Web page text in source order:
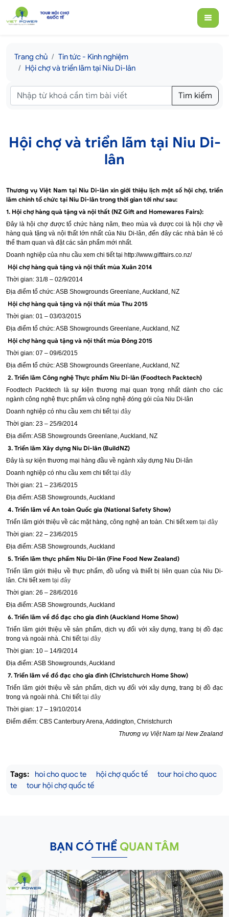
Trang chủ
Tin tức - Kinh nghiệm
Hội chợ và triển lãm tại Niu Di-lân
Tìm kiếm
Hội chợ và triển lãm tại Niu Di-
lân
Thương vụ Việt Nam tại Niu Di-lân xin giới thiệu lịch một số hội chợ, triển
lãm chính tổ chức tại Niu Di-lân trong thời gian tới như sau:
1. Hội chợ hàng quà tặng và nội thất (NZ Gift and Homewares Fairs):
Đây là hội chợ được tổ chức hàng năm, theo mùa và được coi là hội chợ về
hàng quà tặng và nội thất lớn nhất của Niu Di-lân, đến đây các nhà bản lẻ có
thể tham quan và đặt các sản phẩm mới nhất.
Doanh nghiệp của nhu cầu xem chi tiết tại http://www.giftfairs.co.nz/
Hội chợ hàng quà tặng và nội thất mùa Xuân 2014
Thời gian: 31/8 – 02/9/2014
Địa điểm tổ chức: ASB Showgrounds Greenlane, Auckland, NZ
Hội chợ hàng quà tặng và nội thất mùa Thu 2015
Thời gian: 01 – 03/03/2015
Địa điểm tổ chức: ASB Showgrounds Greenlane, Auckland, NZ
Hội chợ hàng quà tặng và nội thất mùa Đông 2015
Thời gian: 07 – 09/6/2015
Địa điểm tổ chức: ASB Showgrounds Greenlane, Auckland, NZ
2. Triển lãm Công nghệ Thực phẩm Niu Di-lân (Foodtech Packtech)
Foodtech Packtech là sự kiện thương mại quan trọng nhất dành cho các
ngành công nghệ thực phẩm và công nghệ đóng gói của Niu Di-lân
Doanh nghiệp có nhu cầu xem chi tiếttại đây
Thời gian: 23 – 25/9/2014
Địa điểm: ASB Showgrounds Greenlane, Auckland, NZ
3. Triển lãm Xây dựng Niu Di-lân (BuildNZ)
Đây là sự kiện thương mại hàng đầu về ngành xây dựng Niu Di-lân
Doanh nghiệp có nhu cầu xem chi tiếttại đây
Thời gian: 21 – 23/6/2015
Địa điểm: ASB Showgrounds, Auckland
4. Triển lãm về An toàn Quốc gia (National Safety Show)
Triển lãm giới thiệu về các mặt hàng, công nghệ an toàn. Chi tiết xem tại đây
Thời gian: 22 – 23/6/2015
Địa điểm: ASB Showgrounds, Auckland
5. Triển lãm thực phẩm Niu Di-lân (Fine Food New Zealand)
Triển lãm giới thiệu về thực phẩm, đồ uống và thiết bị liên quan của Niu Di-
lân. Chi tiết xem tại đây
Thời gian: 26 – 28/6/2016
Địa điểm: ASB Showgrounds, Auckland
6. Triển lãm về đồ đạc cho gia đình (Auckland Home Show)
Triển lãm giới thiệu về sản phẩm, dịch vụ đối với xây dựng, trang bị đồ đạc
trong và ngoài nhà. Chi tiếttại đây
Thời gian: 10 – 14/9/2014
Địa điểm: ASB Showgrounds, Auckland
7. Triển lãm về đồ đạc cho gia đình (Christchurch Home Show)
Triển lãm giới thiệu về sản phẩm, dịch vụ đối với xây dựng, trang bị đồ đạc
trong và ngoài nhà. Chi tiếttại đây
Thời gian: 17 – 19/10/2014
Điểm điểm: CBS Canterbury Arena, Addington, Christchurch
Thương vụ Việt Nam tại New Zealand
Tags: hoi cho quoc te hội chợ quốc tế
tour hoi cho quoc
te
tour hội chợ quốc tế
BẠN CÓ THỂ QUAN TÂM